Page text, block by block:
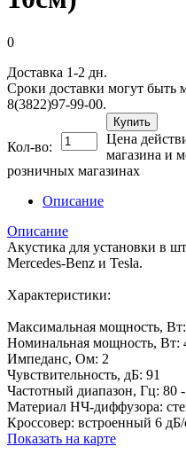
0
Доставка 1-2 дн.
Сроки доставки могут быть
8(3822)97-99-00.
Кол-во:
Купить
Цена
магазина и
розничных магазинах
Описание
Описание
Акустика для установки в
Mercedes-Benz и Tesla.
Характеристики:
Максимальная мощность,
Номинальная мощность, Вт:
Импеданс, Ом: 2
Чувствительность, дБ: 91
Частотный диапазон, Гц: 80
Материал НЧ-диффузора:
Кроссовер: встроенный 6 дБ/
Показать на карте